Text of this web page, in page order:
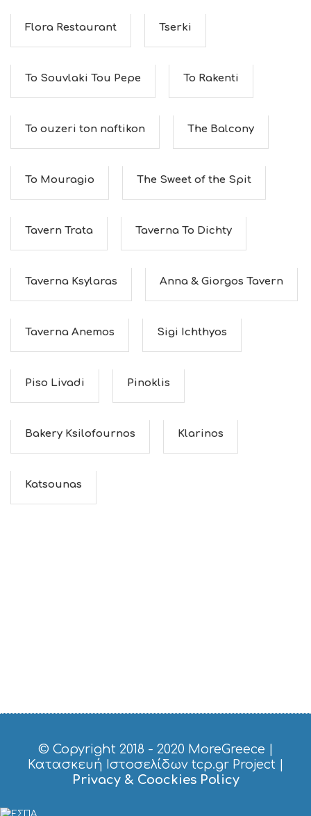
Flora Restaurant Tserki
To Souvlaki Tou Pepe To Rakenti
To ouzeri ton naftikon The Balcony
To Mouragio The Sweet of the Spit
Tavern Trata Taverna To Dichty
Taverna Ksylaras Anna & Giorgos Tavern
Taverna Anemos Sigi Ichthyos
Piso Livadi Pinoklis
Bakery Ksilofournos Klarinos
Katsounas
© Copyright 2018 - 2020 MoreGreece
Κατασκευή Ιστοσελίδων tcp.gr Project|
Privacy & Coockies Policy